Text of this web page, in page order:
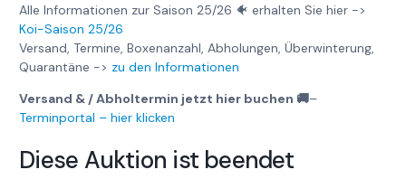
Alle Informationen zur Saison 25/26 🐠 erhalten Sie hier ->
Koi-Saison 25/26
Versand, Termine, Boxenanzahl, Abholungen, Überwinterung,
Quarantäne -> zu den Informationen
Versand & / Abholtermin jetzt hier buchen 🚚–
Terminportal – hier klicken
Diese Auktion ist beendet